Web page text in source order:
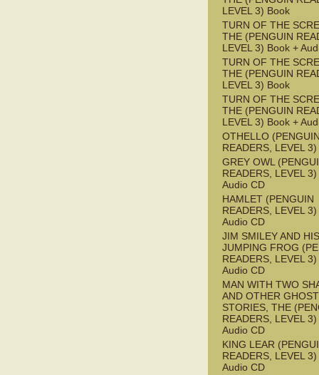
LEVEL 3) Book
TURN OF THE
THE (PENGUIN
LEVEL 3) Book +
TURN OF THE
THE (PENGUIN
LEVEL 3) Book
TURN OF THE
THE (PENGUIN
LEVEL 3) Book +
OTHELLO
READERS, LEVEL
GREY OWL
READERS, LEVEL
Audio CD
HAMLET (PENGUIN
READERS, LEVEL
Audio CD
JIM SMILEY AND HIS
JUMPING FROG
READERS, LEVEL
Audio CD
MAN WITH TWO
AND OTHER GHOST
STORIES, THE
READERS, LEVEL
Audio CD
KING LEAR
READERS, LEVEL
Audio CD